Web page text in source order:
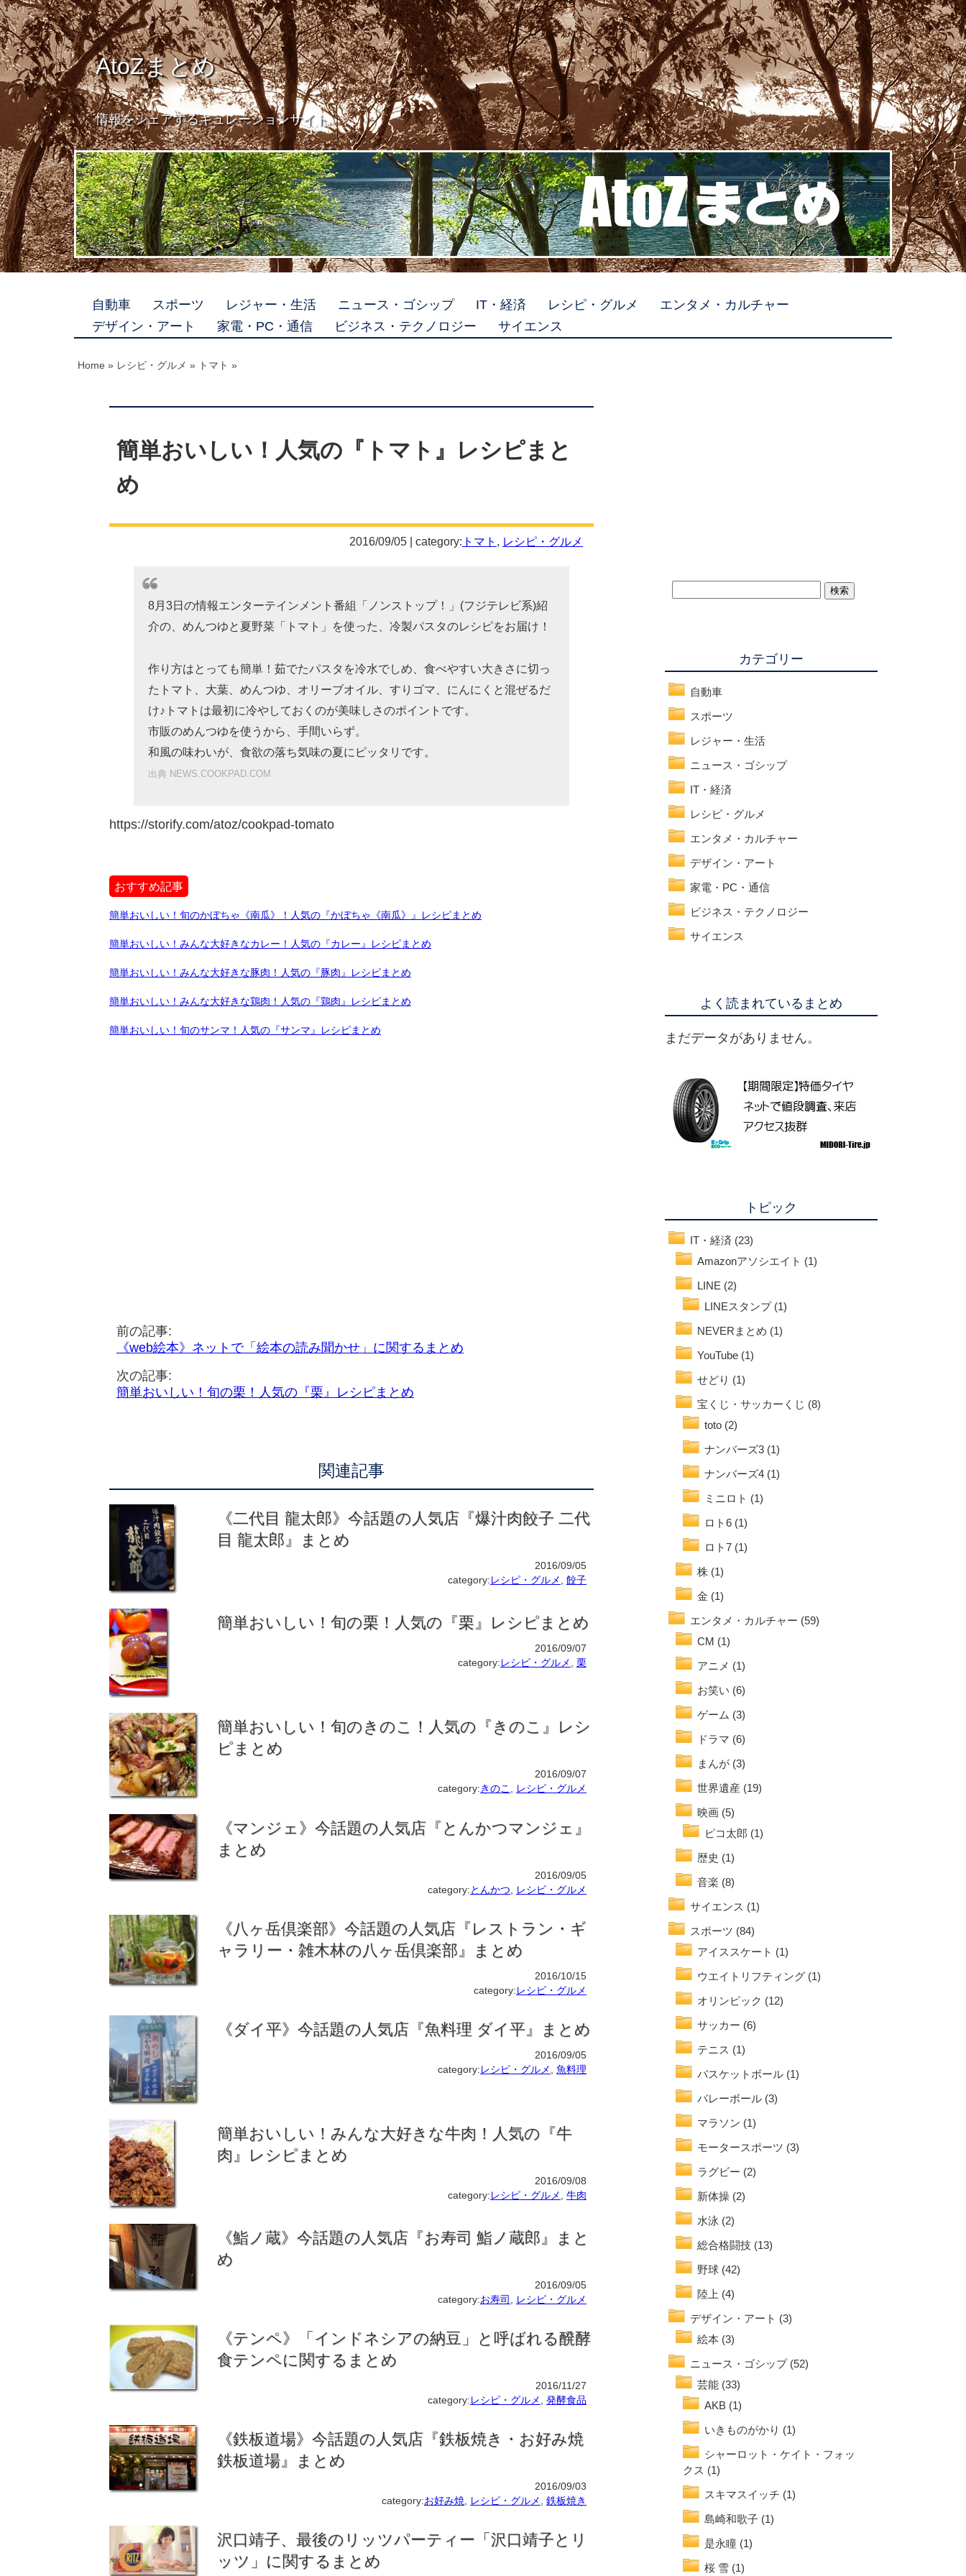
AtoZまとめ
情報をシェアするキュレーションサイト
自動車 スポーツ レジャー・生活 ニュース・ゴシップ IT・経済 レシピ・グルメ
エンタメ・カルチャー
デザイン・アート
家電・PC・通信 ビジネス・テクノロジー サイエンス
Home » レシピ・グルメ » トマト »
簡単おいしい！人気の『トマト』レシピまと
め
2016/09/05 | category: トマト , レシピ・グルメ
8月3日の情報エンターテインメント番組「ノンストップ！」(フジテレビ系)紹
介の、めんつゆと夏野菜「トマト」を使った、冷製パスタのレシピをお届け！
作り方はとっても簡単！茹でたパスタを冷水でしめ、食べやすい大きさに切っ
たトマト、大葉、めんつゆ、オリーブオイル、すりゴマ、にんにくと混ぜるだ
け♪トマトは最初に冷やしておくのが美味しさのポイントです。
市販のめんつゆを使うから、手間いらず。
和風の味わいが、食欲の落ち気味の夏にピッタリです。
出典 NEWS.COOKPAD.COM
https://storify.com/atoz/cookpad-tomato
おすすめ記事
簡単おいしい！旬のかぼちゃ《南瓜》！人気の『かぼちゃ《南瓜》』レシピまとめ
簡単おいしい！みんな大好きなカレー！人気の『カレー』レシピまとめ
簡単おいしい！みんな大好きな豚肉！人気の『豚肉』レシピまとめ
簡単おいしい！みんな大好きな鶏肉！人気の『鶏肉』レシピまとめ
簡単おいしい！旬のサンマ！人気の『サンマ』レシピまとめ
前の記事:
《web絵本》ネットで「絵本の読み聞かせ」に関するまとめ
次の記事:
簡単おいしい！旬の栗！人気の『栗』レシピまとめ
関連記事
《二代目 龍太郎》今話題の人気店『爆汁肉餃子 二代
目 龍太郎』まとめ
2016/09/05
category:レシピ・グルメ 餃子
簡単おいしい！旬の栗！人気の『栗』レシピまとめ
2016/09/07
category:レシピ・グルメ 栗
簡単おいしい！旬のきのこ！人気の『きのこ』レシ
ピまとめ
2016/09/07
category:きのこ レシピ・グルメ
《マンジェ》今話題の人気店『とんかつマンジェ』
まとめ
2016/09/05
category:とんかつ レシピ・グルメ
《八ヶ岳倶楽部》今話題の人気店『レストラン・ギ
ャラリー・雑木林の八ヶ岳倶楽部』まとめ
2016/10/15
category:レシピ・グルメ
《ダイ平》今話題の人気店『魚料理 ダイ平』まとめ
2016/09/05
category:レシピ・グルメ 魚料理
簡単おいしい！みんな大好きな牛肉！人気の『牛
肉』レシピまとめ
2016/09/08
category:レシピ・グルメ 牛肉
《鮨ノ蔵》今話題の人気店『お寿司 鮨ノ蔵郎』まと
め
2016/09/05
category:お寿司 レシピ・グルメ
《テンペ》「インドネシアの納豆」と呼ばれる醗酵
食テンペに関するまとめ
2016/11/27
category:レシピ・グルメ 発酵食品
《鉄板道場》今話題の人気店『鉄板焼き・お好み焼
鉄板道場』まとめ
2016/09/03
category:お好み焼 レシピ・グルメ 鉄板焼き
沢口靖子、最後のリッツパーティー「沢口靖子とリ
ッツ」に関するまとめ
カテゴリー
自動車
スポーツ
レジャー・生活
ニュース・ゴシップ
IT・経済
レシピ・グルメ
エンタメ・カルチャー
デザイン・アート
家電・PC・通信
ビジネス・テクノロジー
サイエンス
よく読まれているまとめ
まだデータがありません。
トピック
IT・経済 (23)
Amazonアソシエイト (1)
LINE (2)
LINEスタンプ(1)
NEVERまとめ (1)
YouTube (1)
せどり (1)
宝くじ・サッカーくじ (8)
toto (2)
ナンバーズ3 (1)
ナンバーズ4 (1)
ミニロト (1)
ロト6 (1)
ロト7 (1)
株 (1)
金 (1)
エンタメ・カルチャー (59)
CM (1)
アニメ (1)
お笑い (6)
ゲーム (3)
ドラマ (6)
まんが (3)
世界遺産 (19)
映画 (5)
ピコ太郎 (1)
歴史 (1)
音楽 (8)
サイエンス (1)
スポーツ (84)
アイススケート (1)
ウエイトリフティング (1)
オリンピック (12)
サッカー (6)
テニス (1)
バスケットボール (1)
バレーボール (3)
マラソン (1)
モータースポーツ (3)
ラグビー (2)
新体操 (2)
水泳 (2)
総合格闘技 (13)
野球 (42)
陸上 (4)
デザイン・アート (3)
絵本 (3)
ニュース・ゴシップ(52)
芸能 (33)
AKB (1)
いきものがかり (1)
シャーロット・ケイト・フォッ
クス (1)
スキマスイッチ (1)
島崎和歌子 (1)
是永瞳 (1)
桜 雪 (1)